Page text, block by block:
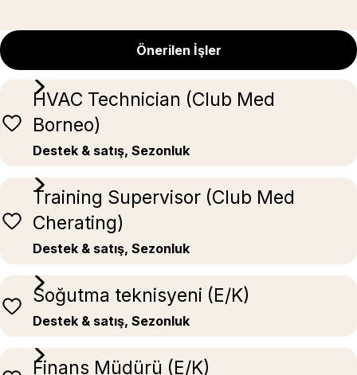
Önerilen İşler
HVAC Technician (Club Med
Borneo)
Destek & satış, Sezonluk
Training Supervisor (Club Med
Cherating)
Destek & satış, Sezonluk
Soğutma teknisyeni (E/K)
Destek & satış, Sezonluk
Finans Müdürü (E/K)